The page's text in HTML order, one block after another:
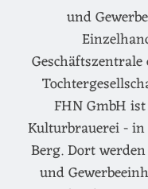
und
FHN GmbH
Kulturbrauerei -
Berg. Dort
und